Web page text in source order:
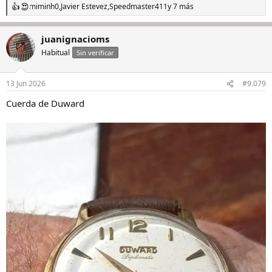
R
e
a
c
c
i
e
:
miminh0,Javier Estevez,Speedmaster411y 7 más
juanignacioms
Habitual Sin verificar
13 Jun 2026 #9.079
Cuerda de Duward